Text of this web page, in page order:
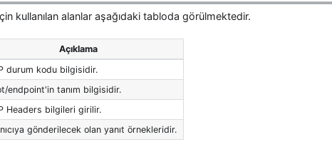
kullanılan alanlar aşağıdaki tabloda görülmektedir.
Açıklama
durum kodu bilgisidir.
endpoint'in tanım bilgisidir.
Headers bilgileri girilir.
gönderilecek olan yanıt örnekleridir.